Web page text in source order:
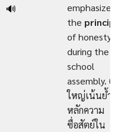
🔊
emphasized
the
of honesty
during the
school
assembly. (
ใหญ่เน้นย้ำถึ
หลักความ
ซื่อสัตย์ใน